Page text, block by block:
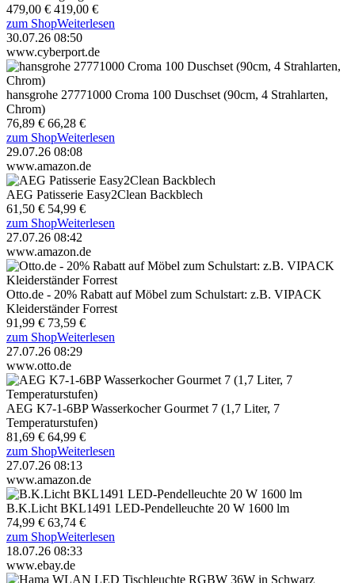
479,00 € 419,00 €
zum ShopWeiterlesen
30.07.26 08:50
www.cyberport.de
hansgrohe 27771000 Croma 100 Duschset (90cm, 4 Strahlarten,
Chrom)
76,89 € 66,28 €
zum ShopWeiterlesen
29.07.26 08:08
www.amazon.de
AEG Patisserie Easy2Clean Backblech
61,50 € 54,99 €
zum ShopWeiterlesen
27.07.26 08:42
www.amazon.de
Otto.de - 20% Rabatt auf Möbel zum Schulstart: z.B. VIPACK
Kleiderständer Forrest
91,99 € 73,59 €
zum ShopWeiterlesen
27.07.26 08:29
www.otto.de
AEG K7-1-6BP Wasserkocher Gourmet 7 (1,7 Liter, 7
Temperaturstufen)
81,69 € 64,99 €
zum ShopWeiterlesen
27.07.26 08:13
www.amazon.de
B.K.Licht BKL1491 LED-Pendelleuchte 20 W 1600 lm
74,99 € 63,74 €
zum ShopWeiterlesen
18.07.26 08:33
www.ebay.de